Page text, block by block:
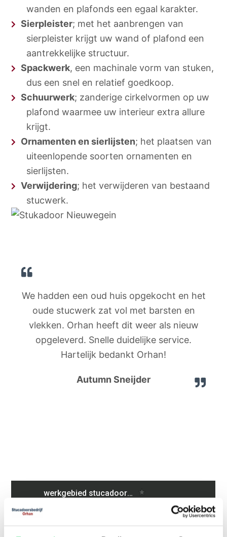
wanden en plafonds een egaal karakter.
Sierpleister; met het aanbrengen van
sierpleister krijgt uw wand of plafond een
aantrekkelijke structuur.
Spackwerk, een machinale vorm van stuken,
dus een snel en relatief goedkoop.
Schuurwerk; zanderige cirkelvormen op uw
plafond waarmee uw interieur extra allure
krijgt.
Ornamenten en sierlijsten; het plaatsen van
uiteenlopende soorten ornamenten en
sierlijsten.
Verwijdering; het verwijderen van bestaand
stucwerk.
We hadden een oud huis opgekocht en het
oude stucwerk zat vol met barsten en
vlekken. Orhan heeft dit weer als nieuw
opgeleverd. Snelle duidelijke service.
Hartelijk bedankt Orhan!
Autumn Sneijder